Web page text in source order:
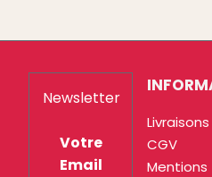
Newsletter
Votre
Email
Livraisons
CGV
Mentions